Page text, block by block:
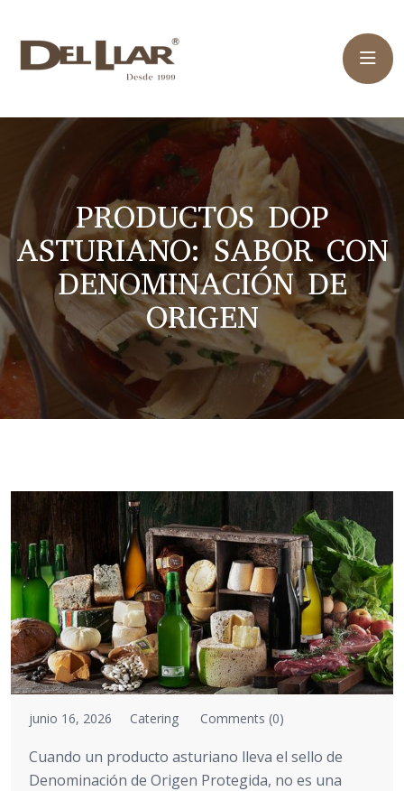
PRODUCTOS DOP
ASTURIANO: SABOR CON
DENOMINACIÓN DE
ORIGEN
junio 16, 2026 Catering Comments (0)
Cuando un producto asturiano lleva el sello de
Denominación de Origen Protegida, no es una